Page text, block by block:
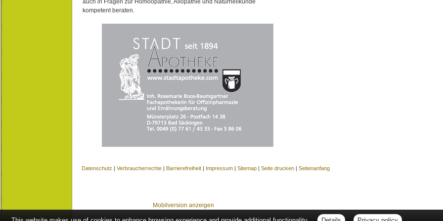
kompetent beraten.
Datenschutz | Verbraucherrechte | Barrierefreiheit | Impressum | Sitemap | Seite drucken | Seitenanfang
Mobilversion anzeigen